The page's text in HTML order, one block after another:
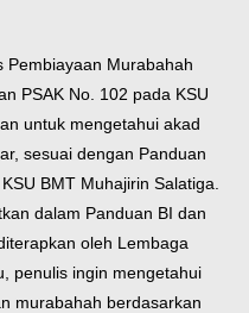
Pembiayaan Murabahah
PSAK No. 102 pada KSU
untuk mengetahui akad
sesuai dengan Panduan
BMT Muhajirin Salatiga.
dalam Panduan BI dan
oleh Lembaga
penulis ingin mengetahui
murabahah berdasarkan